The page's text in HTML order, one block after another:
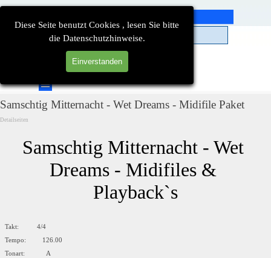
Diese Seite benutzt Cookies , lesen Sie bitte
die Datenschutzhinweise.
Einverstanden
Direkt zum Seiteninhalt
Menü überspringen
Samschtig Mitternacht - Wet Dreams - Midifile Paket
Detailseiten
Samschtig Mitternacht - Wet
Dreams - Midifiles &
Playback`s
Takt: 4/4
Tempo: 126.00
Tonart: A